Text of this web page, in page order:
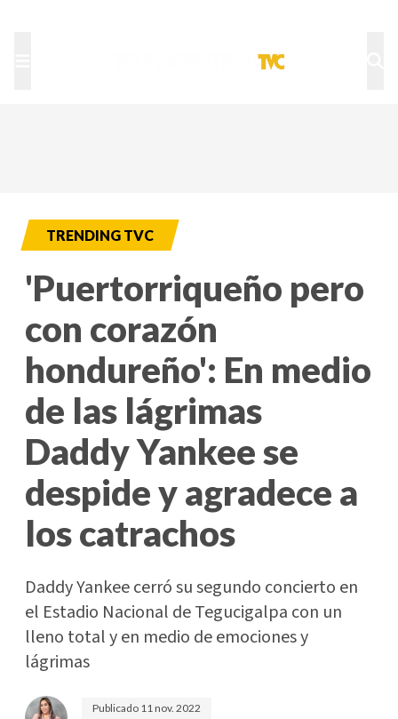
TRENDING TVC
'Puertorriqueño pero
con corazón
hondureño': En medio
de las lágrimas
Daddy Yankee se
despide y agradece a
los catrachos
Daddy Yankee cerró su segundo concierto en
el Estadio Nacional de Tegucigalpa con un
lleno total y en medio de emociones y
lágrimas
Publicado 11 nov. 2022